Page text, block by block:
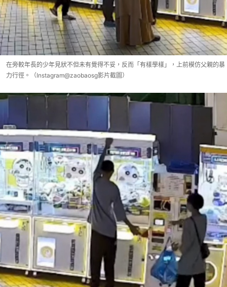
在旁較年長的少年見狀不但未有覺得不妥，反而「有樣學樣」，上前模仿父親的暴
力行徑。（Instagram@zaobaosg影片截圖）